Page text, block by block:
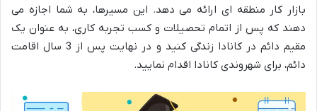
بازار کار منطقه ای ارائه می دهد. این مسیرها، به شما اجازه می
دهند که پس از اتمام تحصیلات و کسب تجربه کاری، به عنوان یک
مقیم دائم در کانادا زندگی کنید و در نهایت پس از 3 سال اقامت
دائم، برای شهروندی کانادا اقدام نمایید.